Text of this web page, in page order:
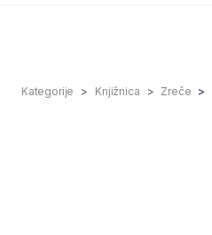
Kategorije Knjižnica Zreče